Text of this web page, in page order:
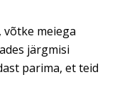
meiega
järgmisi
parima, et teid